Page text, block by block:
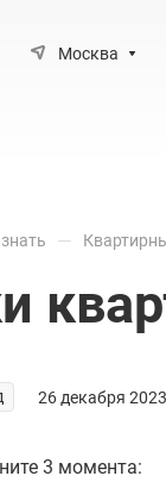
Москва
—
26 декабря 2023
3 момента: